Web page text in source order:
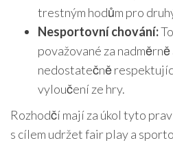
trestným hodům pro
Nesportovní chování:
považované za
nedostatečně
vyloučení ze hry.
Rozhodčí mají za úkol tyto
s cílem udržet fair play a